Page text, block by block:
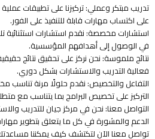
تدريب مبتكر وعملي: تركيزنا على تطبيقات
على اكتساب مهارات قابلة للتنفيذ على الفور.
استشارات مخصصة: نقدم استشارات استثنائية
في الوصول إلى أهدافهم المؤسسية.
نتائج ملموسة: نحن نركز على تحقيق نتائج
فعالية التدريب والاستشارات بشكل دوري.
التفاعل والتخصيص: نقدم حلولًا مرنة تناسب
التركيز على تخصيص البرامج بما يتناسب مع
التواصل معنا: نحن في مركز جيان للتدريب
الدعم والمشورة في كل ما يتعلق بتطوير
تواصل معنا الآن لتكتشف كيف يمكننا